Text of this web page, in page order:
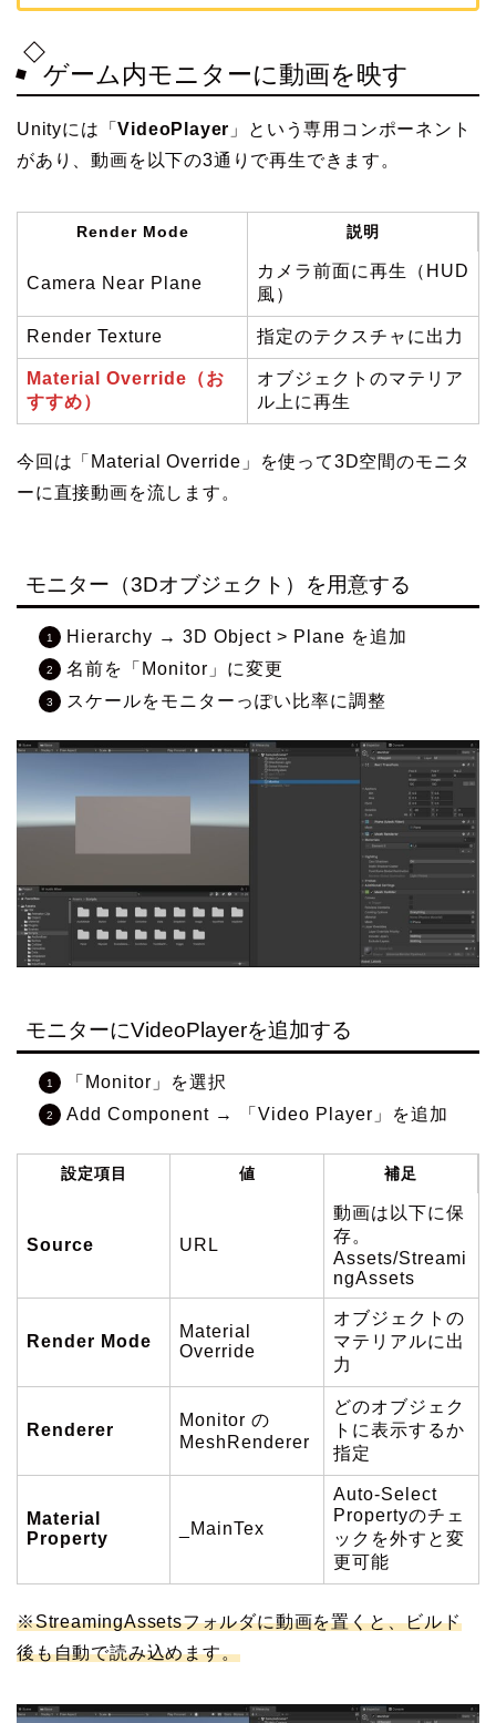
ゲーム内モニターに動画を映す
Unityには「VideoPlayer 」という専用コンポーネント
があり、動画を以下の3通りで再生できます。
Render Mode 説明
Camera Near Plane
カメラ前面に再生（HUD
風）
Render Texture 指定のテクスチャに出力
Material Override（お
すすめ）
オブジェクトのマテリア
ル上に再生
今回は「Material Override」を使って3D空間のモニタ
ーに直接動画を流します。
モニター（3Dオブジェクト）を用意する
Hierarchy → 3D Object > Plane を追加
名前を「Monitor」に変更
スケールをモニターっぽい比率に調整
モニターにVideoPlayerを追加する
「Monitor」を選択
Add Component → 「Video Player」を追加
設定項目 値 補足
Source URL
動画は以下に保
存。
Assets/Streami
ngAssets
Render Mode
Material
Override
オブジェクトの
マテリアルに出
力
Renderer
Monitor の
MeshRenderer
どのオブジェク
トに表示するか
指定
Material
Property
_MainTex
Auto-Select
Propertyのチェ
ックを外すと変
更可能
※StreamingAssetsフォルダに動画を置くと、ビルド
後も自動で読み込めます。